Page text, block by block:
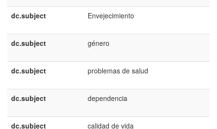
dc.subject Envejecimiento
dc.subject género
dc.subject problemas de salud
dc.subject dependencia
dc.subject calidad de vida